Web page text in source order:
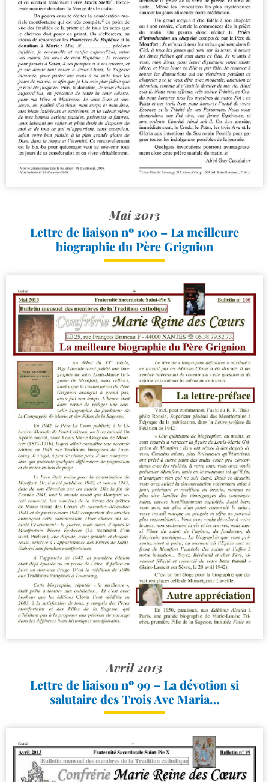
Mai 2013
Lettre de liaison nº 100 – La meilleure
biographie du Père Grignion
Avril 2013
Lettre de liaison nº 99 – La dévotion si
salutaire des Trois Ave Maria…